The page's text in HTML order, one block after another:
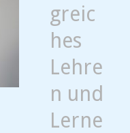
greic
hes
Lehre
n und
Lerne